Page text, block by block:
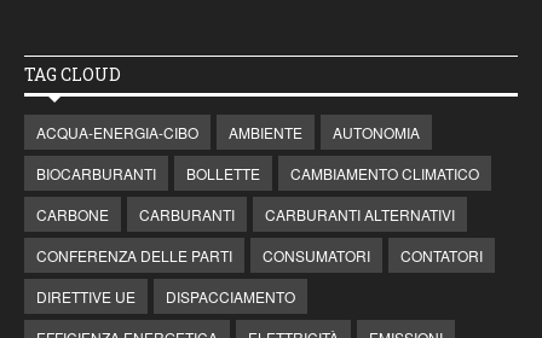
TAG CLOUD
ACQUA-ENERGIA-CIBO AMBIENTE
AUTONOMIA
BIOCARBURANTI
BOLLETTE
CAMBIAMENTO CLIMATICO
CARBONE
CARBURANTI
CARBURANTI ALTERNATIVI
CONFERENZA DELLE PARTI
CONSUMATORI
CONTATORI
DIRETTIVE UE
DISPACCIAMENTO